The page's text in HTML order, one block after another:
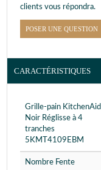
clients vous répondra.
POSER UNE QUESTION
CARACTÉRISTIQUES
Grille-pain KitchenAid
Noir Réglisse à 4
tranches
5KMT4109EBM
Nombre Fente